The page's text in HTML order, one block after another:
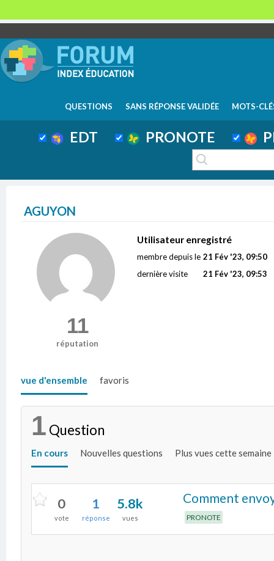
QUESTIONS SANS RÉPONSE VALIDÉE MOTS-
EDT PRONOTE
AGUYON
11
réputation
Utilisateur enregistré
membre depuis le 21 Fév '23, 09:50
dernière visite
21 Fév '23, 09:53
vue d'ensemble favoris
1 Question
En cours Nouvelles questions Plus vues cette semaine
0
vote
1
réponse
5.8k
vues
Comment
PRONOTE